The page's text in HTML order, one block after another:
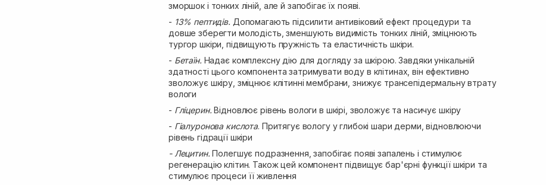
зморшок і тонких ліній, але й запобігає їх появі.
- 13% пептидів. Допомагають підсилити антивіковий ефект процедури та
довше зберегти молодість, зменшують видимість тонких ліній, зміцнюють
тургор шкіри, підвищують пружність та еластичність шкіри.
- Бетаїн. Надає комплексну дію для догляду за шкірою. Завдяки унікальній
здатності цього компонента затримувати воду в клітинах, він ефективно
зволожує шкіру, зміцнює клітинні мембрани, знижує трансепідермальну втрату
вологи
- Гліцерин. Відновлює рівень вологи в шкірі, зволожує та насичує шкіру
- Гіалуронова кислота. Притягує вологу у глибокі шари дерми, відновлюючи
рівень гідрації шкіри
- Лецитин.Полегшує подразнення, запобігає появі запалень і стимулює
регенерацію клітин. Також цей компонент підвищує бар'єрні функції шкіри та
стимулює процеси її живлення